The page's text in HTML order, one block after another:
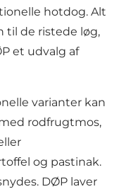
hotdog. Alt
til de ristede løg,
et udvalg af
varianter kan
rodfrugtmos,
og pastinak.
DØP laver